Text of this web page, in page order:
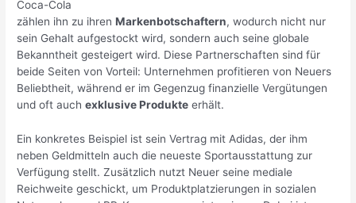
Coca-Cola
zählen ihn zu ihrenMarkenbotschaftern, wodurch nicht nur
sein Gehalt aufgestockt wird, sondern auch seine globale
Bekanntheit gesteigert wird. Diese Partnerschaften sind für
beide Seiten von Vorteil: Unternehmen profitieren von Neuers
Beliebtheit, während er im Gegenzug finanzielle Vergütungen
und oft auchexklusive Produkte erhält.
Ein konkretes Beispiel ist sein Vertrag mit Adidas, der ihm
neben Geldmitteln auch die neueste Sportausstattung zur
Verfügung stellt. Zusätzlich nutzt Neuer seine mediale
Reichweite geschickt, um Produktplatzierungen in sozialen